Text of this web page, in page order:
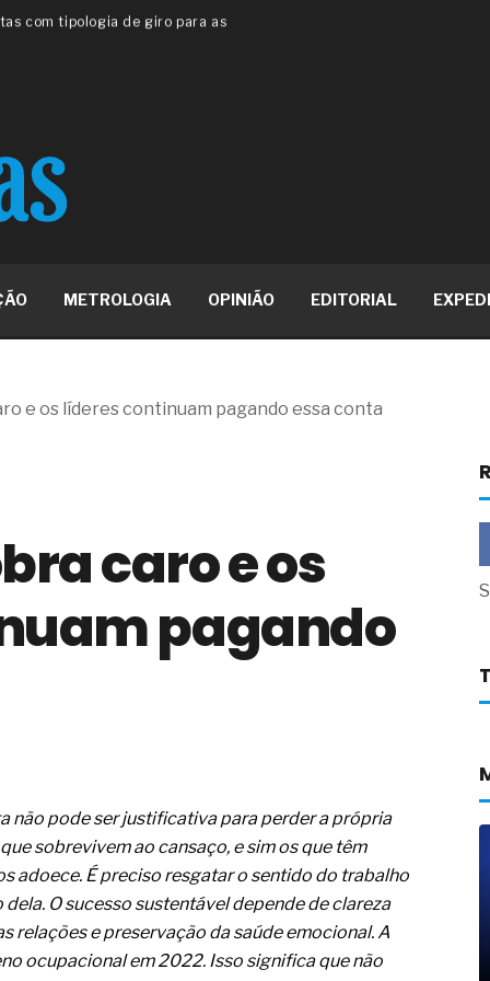
apenas reage aos problemas?
má-fé para tentar criar uma
ISO
metabólica
ânus
de ovário
da fadiga crônica
dos fios, cabos e
com tipologia de giro para as
apenas reage aos problemas?
a frio in situ com emulsão
ânus
de ovário
da fadiga crônica
cabelos ou calvície
o resultado positivo
em estruturas hidráulicas de
METROLOGIA OPINIÃO EDITORIAL
e os líderes continuam pagando essa conta
caro e os
pagando
não pode ser justificativa para perder a própria
sobrevivem ao cansaço, e sim os que têm
adoece. É preciso resgatar o sentido do trabalho
O sucesso sustentável depende de clareza
relações e preservação da saúde emocional. A
ocupacional em 2022. Isso significa que não